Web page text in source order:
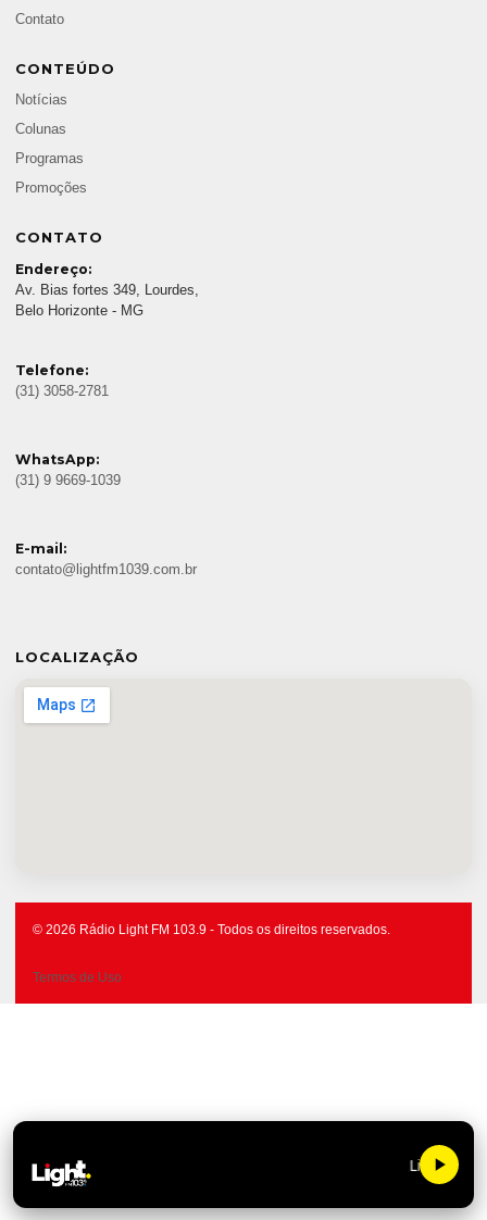
Contato
CONTEÚDO
Notícias
Colunas
Programas
Promoções
CONTATO
Endereço:
Av. Bias fortes 349, Lourdes,
Belo Horizonte - MG
Telefone:
(31) 3058-2781
WhatsApp:
(31) 9 9669-1039
E-mail:
contato@lightfm1039.com.br
LOCALIZAÇÃO
© 2026 Rádio Light FM 103.9 - Todos os direitos reservados.
Termos de Uso
Light FM